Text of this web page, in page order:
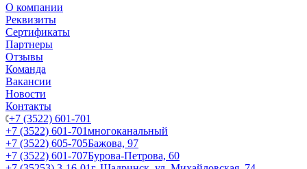
О компании
Реквизиты
Сертификаты
Партнеры
Отзывы
Команда
Вакансии
Новости
Контакты
+7 (3522) 601-701
+7 (3522) 601-701многоканальный
+7 (3522) 605-705Бажова, 97
+7 (3522) 601-707Бурова-Петрова, 60